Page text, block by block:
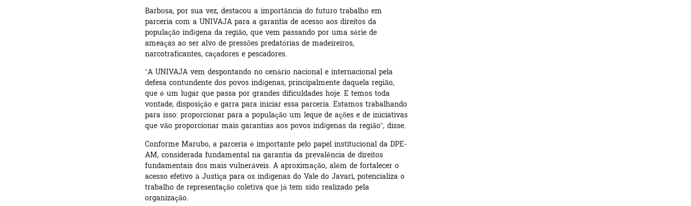
Barbosa, por sua vez, destacou a importância do futuro trabalho em
parceria com a UNIVAJA para a garantia de acesso aos direitos da
população indígena da região, que vem passando por uma série de
ameaças ao ser alvo de pressões predatórias de madeireiros,
narcotraficantes, caçadores e pescadores.
“A UNIVAJA vem despontando no cenário nacional e internacional pela
defesa contundente dos povos indígenas, principalmente daquela região,
que é um lugar que passa por grandes dificuldades hoje. E temos toda
vontade, disposição e garra para iniciar essa parceria. Estamos trabalhando
para isso: proporcionar para a população um leque de ações e de iniciativas
que vão proporcionar mais garantias aos povos indígenas da região”, disse.
Conforme Marubo, a parceria é importante pelo papel institucional da DPE-
AM, considerada fundamental na garantia da prevalência de direitos
fundamentais dos mais vulneráveis. A aproximação, além de fortalecer o
acesso efetivo à Justiça para os indígenas do Vale do Javari, potencializa o
trabalho de representação coletiva que já tem sido realizado pela
organização.